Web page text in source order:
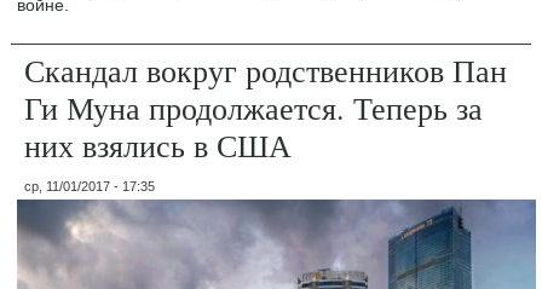
войне.
Скандал вокруг родственников Пан
Ги Муна продолжается. Теперь за
них взялись в США
ср, 11/01/2017 - 17:35